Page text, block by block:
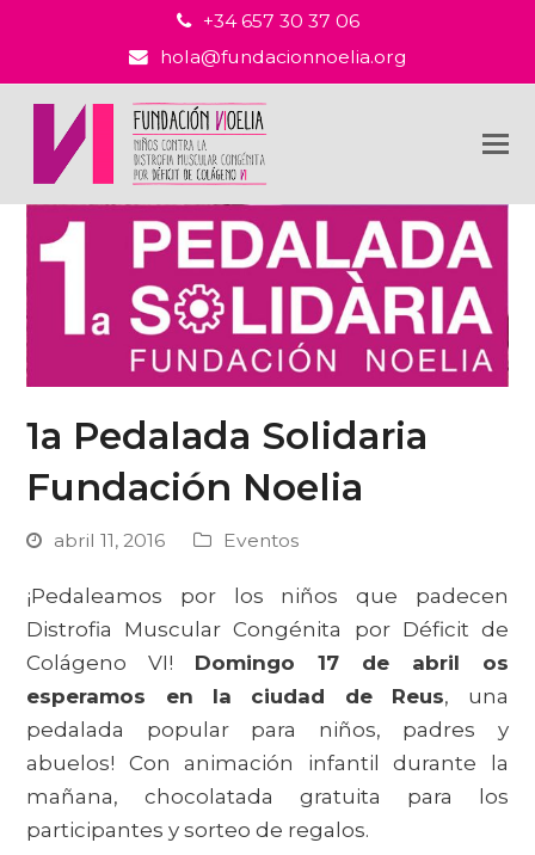
+34 657 30 37 06
hola@fundacionnoelia.org
1a Pedalada Solidaria
Fundación Noelia
abril 11, 2016 Eventos
¡Pedaleamos por los niños que padecen
Distrofia Muscular Congénita por Déficit de
Colágeno VI! Domingo 17 de abril os
esperamos en la ciudad de Reus, una
pedalada popular para niños, padres y
abuelos! Con animación infantil durante la
mañana, chocolatada gratuita para los
participantes y sorteo de regalos.